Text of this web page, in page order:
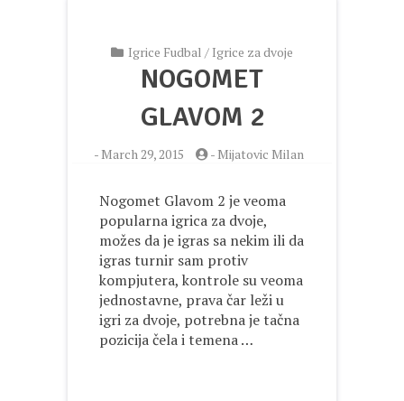
Igrice Fudbal / Igrice za dvoje
NOGOMET
GLAVOM 2
- March 29, 2015 - Mijatovic Milan
Nogomet Glavom 2 je veoma
popularna igrica za dvoje,
možes da je igras sa nekim ili da
igras turnir sam protiv
kompjutera, kontrole su veoma
jednostavne, prava čar leži u
igri za dvoje, potrebna je tačna
pozicija čela i temena …